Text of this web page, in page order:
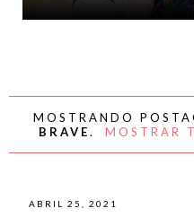
MOSTRANDO
BRAVE. MOSTRAR
ABRIL 25, 2021